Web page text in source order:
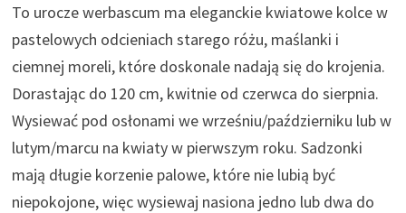
To urocze werbascum ma eleganckie kwiatowe kolce w
pastelowych odcieniach starego różu, maślanki i
ciemnej moreli, które doskonale nadają się do krojenia.
Dorastając do 120 cm, kwitnie od czerwca do sierpnia.
Wysiewać pod osłonami we wrześniu/październiku lub w
lutym/marcu na kwiaty w pierwszym roku. Sadzonki
mają długie korzenie palowe, które nie lubią być
niepokojone, więc wysiewaj nasiona jedno lub dwa do